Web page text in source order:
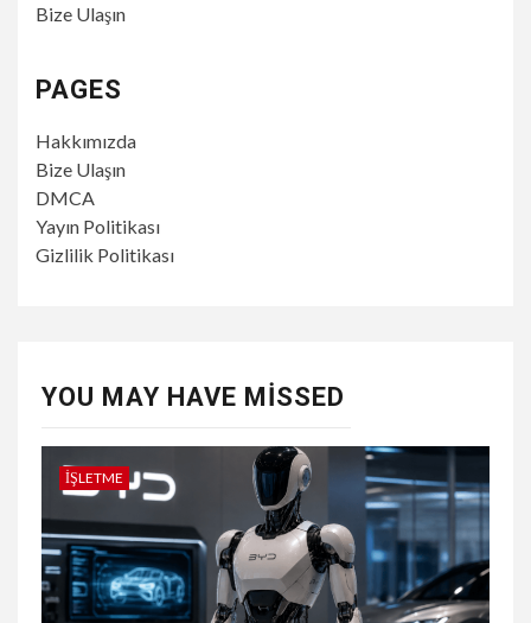
Bize Ulaşın
PAGES
Hakkımızda
Bize Ulaşın
DMCA
Yayın Politikası
Gizlilik Politikası
YOU MAY HAVE MISSED
İŞLETME